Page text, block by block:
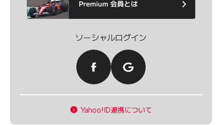
ソーシャルログイン
Yahoo!ID連携について